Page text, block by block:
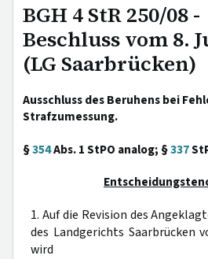
BGH 4 StR 250/08 -
Beschluss vom 8.
(LG Saarbrücken)
Ausschluss des Beruhens bei
Strafzumessung.
§354Abs. 1 StPO analog; §337
1. Auf die Revision des
des Landgerichts Saarbrücken
wird